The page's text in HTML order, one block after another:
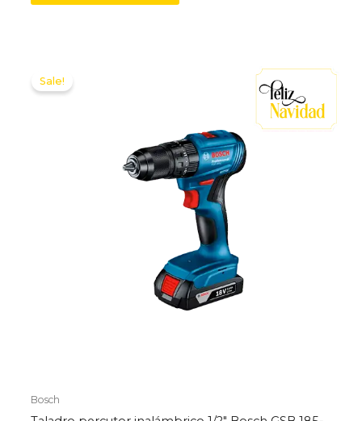
Sale!
Bosch